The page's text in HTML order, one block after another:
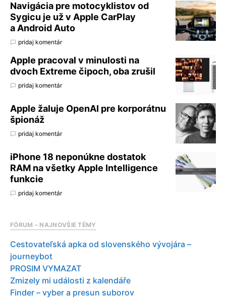
Navigácia pre motocyklistov od
Sygicu je už v Apple CarPlay
a Android Auto
pridaj komentár
Apple pracoval v minulosti na
dvoch Extreme čipoch, oba zrušil
pridaj komentár
Apple žaluje OpenAI pre korporátnu
špionáž
pridaj komentár
iPhone 18 neponúkne dostatok
RAM na všetky Apple Intelligence
funkcie
pridaj komentár
FÓRUM – NAJNOVŠIE TÉMY
Cestovateľská apka od slovenského vývojára –
journeybot
PROSIM VYMAZAT
Zmizely mi události z kalendáře
Finder – vyber a presun suborov